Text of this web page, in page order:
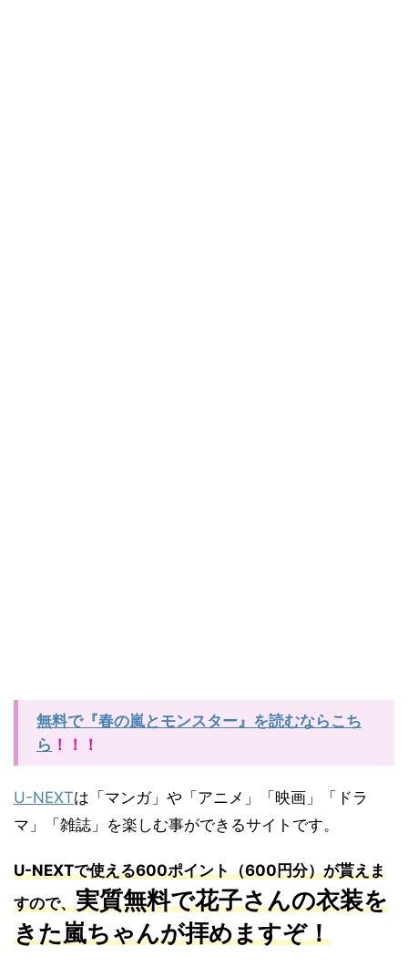
無料で『春の嵐とモンスター』を読むならこち
ら ！！！
U-NEXTは「マンガ」や「アニメ」「映画」「ドラ
マ」「雑誌」を楽しむ事ができるサイトです。
U-NEXTで使える600ポイント（600円分）が貰えま
すので、実質無料で花子さんの衣装を
きた嵐ちゃんが拝めますぞ！